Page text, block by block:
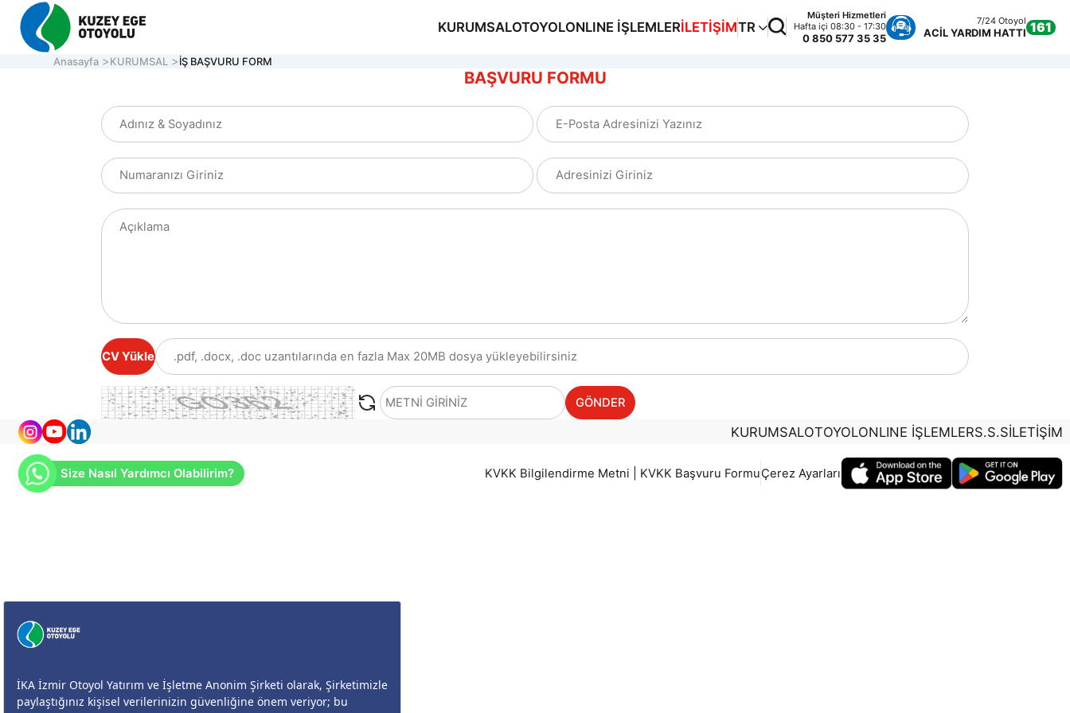
KURUMSALOTOYOLONLINE İŞLEMLERİLETİŞİMTR
Müşteri Hizmetleri
Hafta içi 08:30 - 17:30
0 850 577 35 35
7/24 Otoyol
ACİL YARDIM HATTI 161
KURUMSAL
ONLINE İŞLEMLER
İLETİŞİM
Anasayfa KURUMSAL İŞ BAŞVURU FORM
BAŞVURU FORMU
CV Yükle
GÖNDER
KURUMSALOTOYOLONLINE İŞLEMLERS.S.SİLETİŞİM
Size Nasıl Yardımcı Olabilirim? KVKK Bilgilendirme Metni KVKK Başvuru FormuÇerez Ayarları